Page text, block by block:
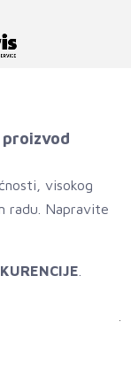
visokog
radu. Napravite